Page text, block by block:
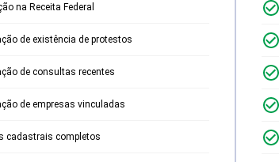
na Receita Federal
de existência de protestos
de consultas recentes
de empresas vinculadas
cadastrais completos